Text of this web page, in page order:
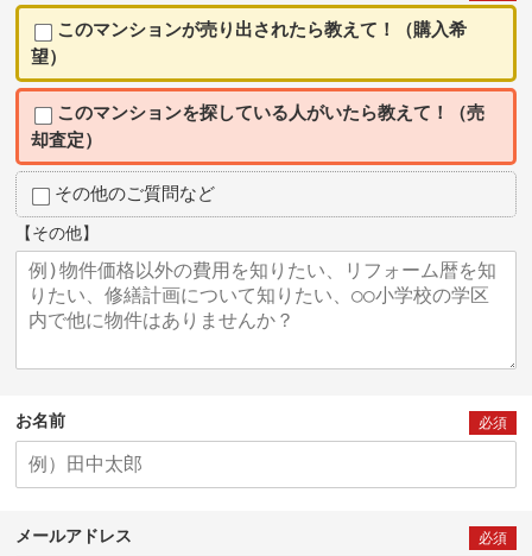
このマンションが売り出されたら教えて！（購入希
望）
このマンションを探している人がいたら教えて！（売
却査定）
その他のご質問など
【その他】
お名前 必須
メールアドレス 必須